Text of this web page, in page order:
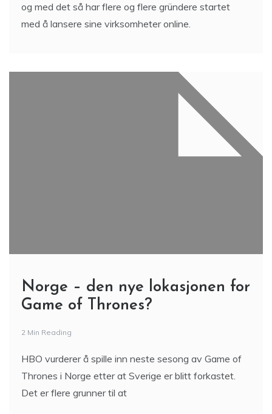
og med det så har flere og flere gründere startet
med å lansere sine virksomheter online.
Norge – den nye lokasjonen for
Game of Thrones?
2 Min Reading
HBO vurderer å spille inn neste sesong av Game of
Thrones i Norge etter at Sverige er blitt forkastet.
Det er flere grunner til at